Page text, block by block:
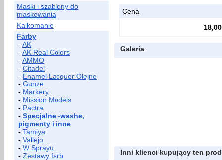
Maski i szablony do
maskowania
Kalkomanie
Farby
- AK
- AK Real Colors
- AMMO
- Citadel
- Enamel Lacquer Olejne
- Gunze
- Markery
- Mission Models
- Pactra
- Specjalne -washe,
pigmenty i inne
- Tamiya
- Vallejo
- W Sprayu
- Zestawy farb
Cena
18,00
Galeria
Inni klienci kupujący ten